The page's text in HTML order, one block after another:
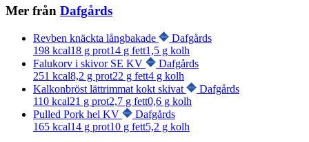
Mer från Dafgårds
Revben knäckta långbakade
Dafgårds
198 kcal18 g prot14 g fett1,5 g kolh
Falukorv i skivor SE KV
Dafgårds
251 kcal8,2 g prot22 g fett4 g kolh
Kalkonbröst lättrimmat kokt skivat
Dafgårds
110 kcal21 g prot2,7 g fett0,6 g kolh
Pulled Pork hel KV
Dafgårds
165 kcal14 g prot10 g fett5,2 g kolh